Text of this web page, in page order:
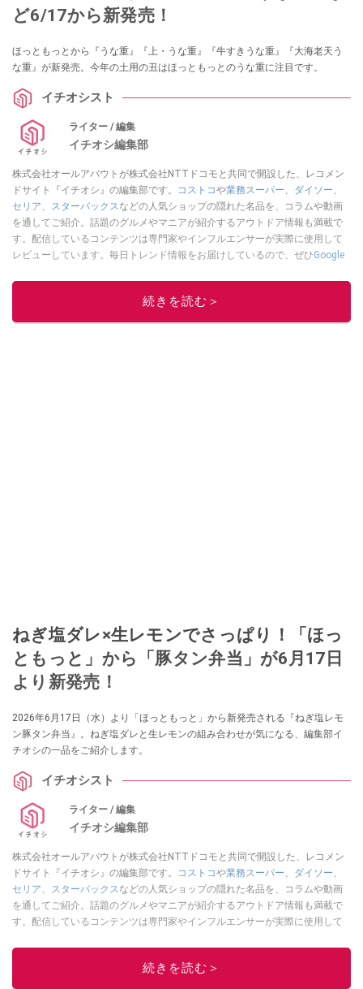
ど6/17から新発売！
ほっともっとから『うな重』『上・うな重』『牛すきうな重』『大海老天う
な重』が新発売。今年の土用の丑はほっともっとのうな重に注目です。
イチオシスト
ライター / 編集
イチオシ編集部
株式会社オールアバウトが株式会社NTTドコモと共同で開設した、レコメン
ドサイト『イチオシ』の編集部です。
コストコや業務スーパー、 ダイソー、
セリア、 スターバックスなどの人気ショップの隠れた名品を、コラムや動画
を通してご紹介。話題のグルメやマニアが紹介するアウトドア情報も満載で
す。配信しているコンテンツは専門家やインフルエンサーが実際に使用して
レビューしています。毎日トレンド情報をお届けしているので、ぜひGoogle
このイチオシストの他の記事を読む
続きを読む＞
ねぎ塩ダレ×生レモンでさっぱり！「ほっ
ともっと」から「豚タン弁当」が6月17日
より新発売！
2026年6月17日（水）より「ほっともっと」から新発売される『ねぎ塩レモ
ン豚タン弁当』。ねぎ塩ダレと生レモンの組み合わせが気になる、編集部イ
チオシの一品をご紹介します。
イチオシスト
ライター / 編集
イチオシ編集部
株式会社オールアバウトが株式会社NTTドコモと共同で開設した、レコメン
ドサイト『イチオシ』の編集部です。
コストコや業務スーパー、 ダイソー、
セリア、 スターバックスなどの人気ショップの隠れた名品を、コラムや動画
を通してご紹介。話題のグルメやマニアが紹介するアウトドア情報も満載で
す。配信しているコンテンツは専門家やインフルエンサーが実際に使用して
ニュースでフォロー
続きを読む＞